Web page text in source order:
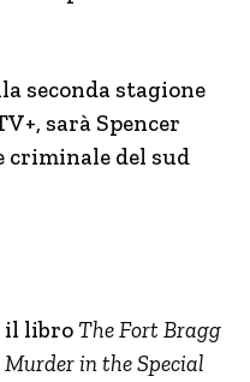
seconda stagione
sarà Spencer
criminale del sud
il libroThe Fort Bragg
in the Special